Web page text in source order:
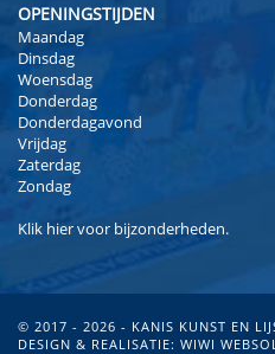
OPENINGSTIJDEN
Maandag
Dinsdag
Woensdag
Donderdag
Donderdagavond
Vrijdag
Zaterdag
Zondag
Klik hiervoor bijzonderheden.
© 2017 - 2026 - KANIS KUNST EN
DESIGN & REALISATIE: WIWI